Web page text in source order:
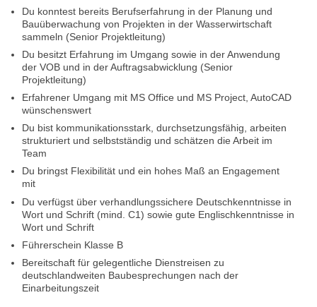
Du konntest bereits Berufserfahrung in der Planung und
Bauüberwachung von Projekten in der Wasserwirtschaft
sammeln (Senior Projektleitung)
Du besitzt Erfahrung im Umgang sowie in der Anwendung
der VOB und in der Auftragsabwicklung (Senior
Projektleitung)
Erfahrener Umgang mit MS Office und MS Project, AutoCAD
wünschenswert
Du bist kommunikationsstark, durchsetzungsfähig, arbeiten
strukturiert und selbstständig und schätzen die Arbeit im
Team
Du bringst Flexibilität und ein hohes Maß an Engagement
mit
Du verfügst über verhandlungssichere Deutschkenntnisse in
Wort und Schrift (mind. C1) sowie gute Englischkenntnisse in
Wort und Schrift
Führerschein Klasse B
Bereitschaft für gelegentliche Dienstreisen zu
deutschlandweiten Baubesprechungen nach der
Einarbeitungszeit